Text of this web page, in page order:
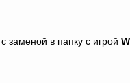
с заменой в папку с игрой